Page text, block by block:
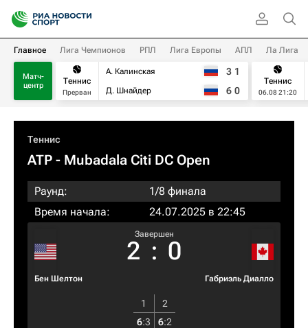
Главное Лига Чемпионов РПЛ Лига Европы АПЛ Ла Лига
Матч-
центр
Теннис
Прерван
А. Калинская
Д. Шнайдер
3 1
6 0
Теннис
06.08 21:20
Теннис
ATP - Mubadala Citi DC Open
Раунд:
1/8 финала
Время начала:
24.07.2025 в 22:45
Бен Шелтон
Завершен
2 : 0
Габриэль Диалло
1
2
6:3 6:2